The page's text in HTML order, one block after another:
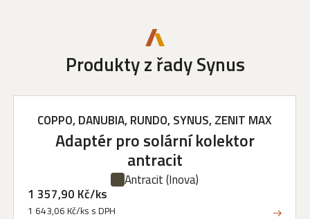
Produkty z řady Synus
COPPO, DANUBIA, RUNDO, SYNUS, ZENIT MAX
Adaptér pro solární kolektor
antracit
Antracit(Inova)
1 357,90 Kč/ks
1 643,06 Kč/ks s DPH